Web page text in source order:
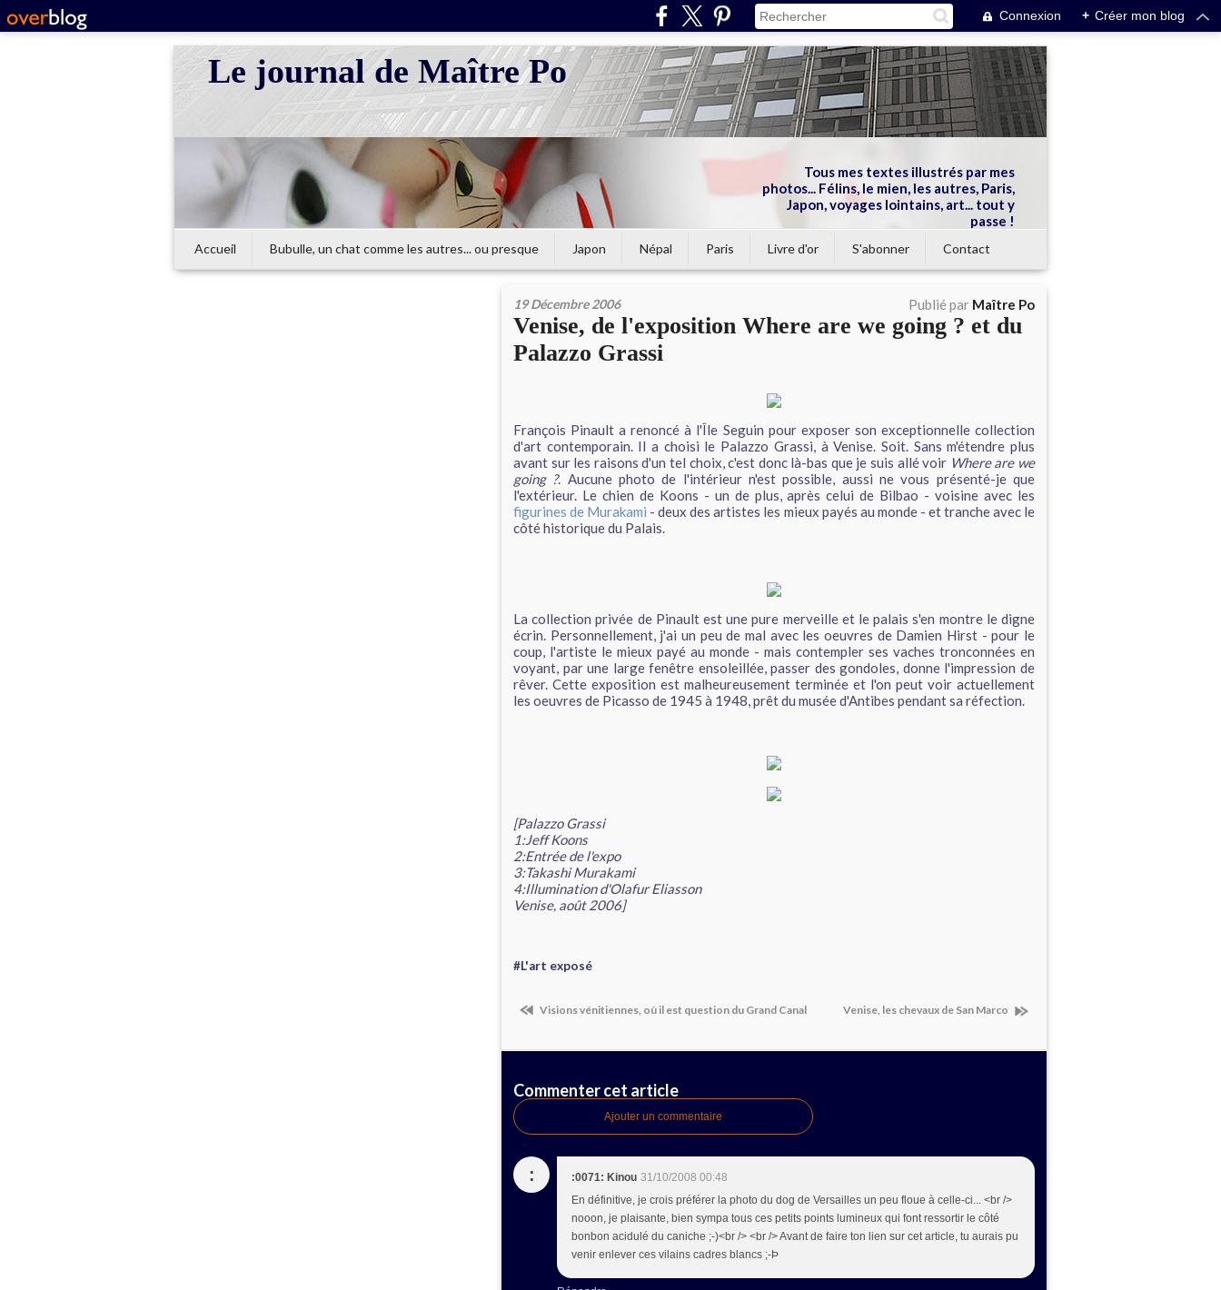
Connexion + Créer mon blog
Le journal de Maître Po
Tous mes textes illustrés par mes
photos... Félins, le mien, les autres, Paris,
Japon, voyages lointains, art... tout y
passe !
Accueil Bubulle, un chat comme les autres... ou presque Japon Népal Paris Livre d'or S'abonner Contact
19 Décembre 2006 Publié par Maître Po
Venise, de l'exposition Where are we going ? et du
Palazzo Grassi
François Pinault a renoncé à l'Île Seguin pour exposer son exceptionnelle collection
d'art contemporain. Il a choisi le Palazzo Grassi, à Venise. Soit. Sans m'étendre plus
avant sur les raisons d'un tel choix, c'est donc là-bas que je suis allé voir Where are we
going ?. Aucune photo de l'intérieur n'est possible, aussi ne vous présenté-je que
l'extérieur. Le chien de Koons - un de plus, après celui de Bilbao - voisine avec les
figurines de Murakami - deux des artistes les mieux payés au monde - et tranche avec le
côté historique du Palais.
La collection privée de Pinault est une pure merveille et le palais s'en montre le digne
écrin. Personnellement, j'ai un peu de mal avec les oeuvres de Damien Hirst - pour le
coup, l'artiste le mieux payé au monde - mais contempler ses vaches tronconnées en
voyant, par une large fenêtre ensoleillée, passer des gondoles, donne l'impression de
rêver. Cette exposition est malheureusement terminée et l'on peut voir actuellement
les oeuvres de Picasso de 1945 à 1948, prêt du musée d'Antibes pendant sa réfection.
[Palazzo Grassi
1:Jeff Koons
2:Entrée de l'expo
3:Takashi Murakami
4:Illumination d'Olafur Eliasson
Venise, août 2006]
#L'art exposé
Visions vénitiennes, où il est question du Grand Canal Venise, les chevaux de San Marco
Commenter cet article
Ajouter un commentaire
: :0071: Kinou 31/10/2008 00:48
En définitive, je crois préférer la photo du dog de Versailles un peu floue à celle-ci... <br />
nooon, je plaisante, bien sympa tous ces petits points lumineux qui font ressortir le côté
bonbon acidulé du caniche ;-)<br /> <br /> Avant de faire ton lien sur cet article, tu aurais pu
venir enlever ces vilains cadres blancs ;-Þ